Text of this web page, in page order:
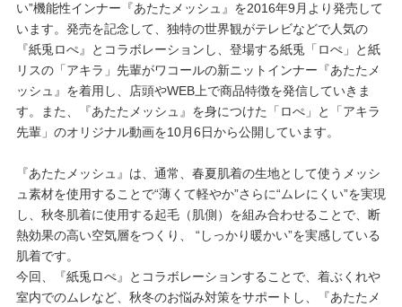
お問い合わせ
よくあるご質問
い”機能性インナー『あたたメッシュ』を2016年9月より発売して
います。発売を記念して、独特の世界観がテレビなどで人気の
『紙兎ロぺ』とコラボレーションし、登場する紙兎「ロぺ」と紙
リスの「アキラ」先輩がワコールの新ニットインナー『あたたメ
ッシュ』を着用し、店頭やWEB上で商品特徴を発信していきま
す。また、『あたたメッシュ』を身につけた「ロぺ」と「アキラ
先輩」のオリジナル動画を10月6日から公開しています。
『あたたメッシュ』は、通常、春夏肌着の生地として使うメッシ
ュ素材を使用することで“薄くて軽やか”さらに“ムレにくい”を実現
し、秋冬肌着に使用する起毛（肌側）を組み合わせることで、断
熱効果の高い空気層をつくり、 “しっかり暖かい”を実感している
肌着です。
今回、『紙兎ロぺ』とコラボレーションすることで、着ぶくれや
室内でのムレなど、秋冬のお悩み対策をサポートし、『あたたメ